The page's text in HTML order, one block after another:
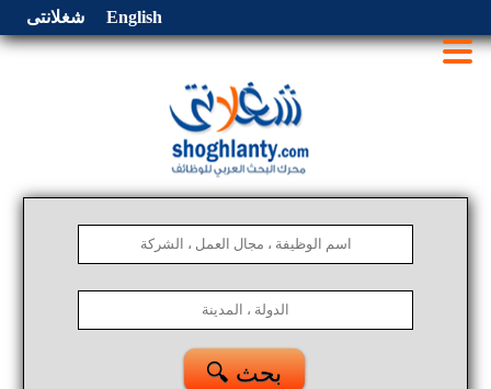
شغلانتى English
🔍 بحث